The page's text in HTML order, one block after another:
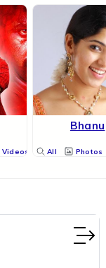
Videos
Bhanu
All Photos